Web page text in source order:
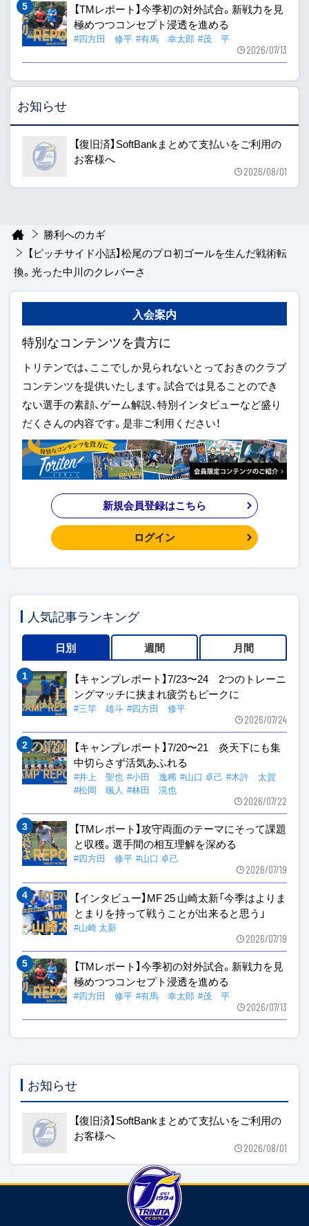
【TMレポート】今季初の対外試合。新戦力を見
極めつつコンセプト浸透を進める
#四方田 修平 #有馬 幸太郎 #茂 平
2026/07/13
お知らせ
【復旧済】SoftBankまとめて支払いをご利用の
お客様へ
2026/08/01
勝利へのカギ
【ピッチサイド小話】松尾のプロ初ゴールを生んだ戦術転
換。光った中川のクレバーさ
入会案内
特別なコンテンツを貴方に
トリテンでは、ここでしか見られないとっておきのクラブ
コンテンツを提供いたします。試合では見ることのでき
ない選手の素顔、ゲーム解説、特別インタビューなど盛り
だくさんの内容です。是非ご利用ください！
新規会員登録はこちら
ログイン
人気記事ランキング
日別 週間 月間
【キャンプレポート】7/23〜24 2つのトレーニ
ングマッチに挟まれ疲労もピークに
#三竿 雄斗 #四方田 修平
2026/07/24
【キャンプレポート】7/20〜21 炎天下にも集
中切らさず活気あふれる
#井上 聖也 #小田 逸稀 #山口 卓己 #木許 太賀
#松岡 颯人 #林田 滉也
2026/07/22
【TMレポート】攻守両面のテーマにそって課題
と収穫。選手間の相互理解を深める
#四方田 修平 #山口 卓己
2026/07/19
【インタビュー】MF 25 山崎太新「今季はよりま
とまりを持って戦うことが出来ると思う」
#山崎 太新
2026/07/19
【TMレポート】今季初の対外試合。新戦力を見
極めつつコンセプト浸透を進める
#四方田 修平 #有馬 幸太郎 #茂 平
2026/07/13
お知らせ
【復旧済】SoftBankまとめて支払いをご利用の
お客様へ
2026/08/01